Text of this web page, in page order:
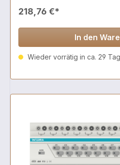
218,76 €*
In den
Wieder vorrätig in ca. 29